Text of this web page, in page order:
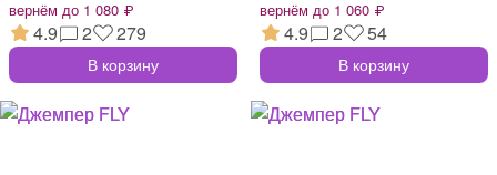
вернём до 1 080 ₽
4.9 2 279
В корзину
вернём до 1 060 ₽
4.9 2 54
В корзину